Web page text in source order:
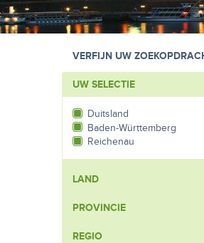
VERFIJN UW
UW SELECTIE
Duitsland
Baden-Württemberg
Reichenau
LAND
PROVINCIE
REGIO